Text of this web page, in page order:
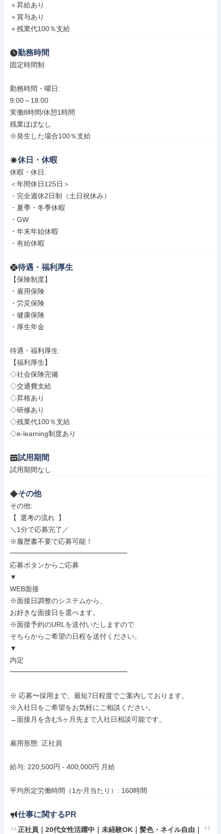
＋昇給あり
＋賞与あり
＋残業代100％支給
勤務時間
固定時間制
勤務時間・曜日:
9:00～18:00
実働8時間/休憩1時間
残業ほぼなし
※発生した場合100％支給
休日・休暇
休暇・休日:
＜年間休日125日＞
・完全週休2日制（土日祝休み）
・夏季・冬季休暇
・GW
・年末年始休暇
・有給休暇
待遇・福利厚生
【保険制度】
・雇用保険
・労災保険
・健康保険
・厚生年金
待遇・福利厚生:
【福利厚生】
◇社会保険完備
◇交通費支給
◇昇格あり
◇研修あり
◇残業代100％支給
◇e-learning制度あり
試用期間
試用期間なし
その他
その他:
【 選考の流れ 】
＼1分で応募完了／
※履歴書不要で応募可能！
━━━━━━━━━━━━━━━━━
応募ボタンからご応募
▼
WEB面接
※面接日調整のシステムから、
お好きな面接日を選べます。
※面接予約のURLを送付いたしますので
そちらからご希望の日程を送付ください。
▼
内定
━━━━━━━━━━━━━━━━━
※ 応募〜採用まで、最短7日程度でご案内しております。
※入社日をご希望をお気軽にご相談ください。
→面接月を含む5ヶ月先まで入社日相談可能です。
雇用形態: 正社員
給与: 220,500円 - 400,000円 月給
平均所定労働時間（1か月当たり）: 160時間
仕事に関するPR
正社員｜20代女性活躍中｜未経験OK｜髪色・ネイル自由｜